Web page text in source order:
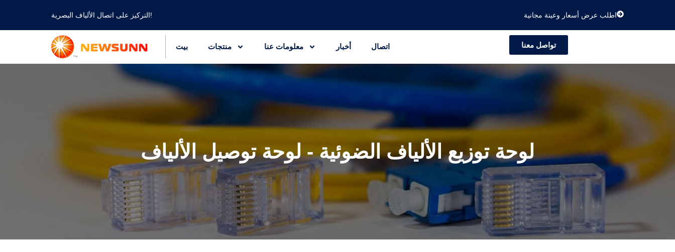
التركيز على اتصال الألياف البصرية! اطلب عرض أسعار وعينة مجانية
بيت منتجات معلومات عنا أخبار اتصال تواصل معنا
لوحة توزيع الألياف الضوئية - لوحة توصيل الألياف